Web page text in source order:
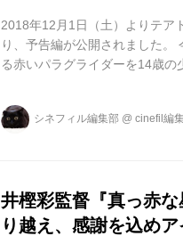
2018年12月1日（土）よりテア
り、予告編が公開されました。
る赤いパラグライダーを14歳の
文台で流れ星に願い事をして
冷めた目で見つめるふたりの様
シネフィル編集部 @ cinefil編
井樫彩監督『真っ赤
り越え、感謝を込め